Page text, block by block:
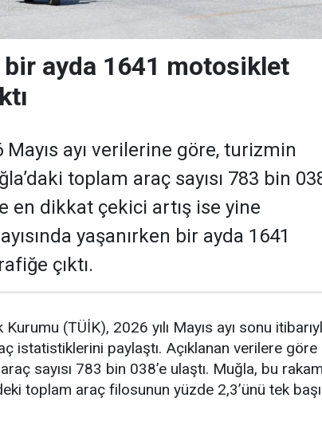
bir ayda 1641 motosiklet
Mayıs ayı verilerine göre, turizmin
toplam araç sayısı 783 bin
en dikkat çekici artış ise yine
yaşanırken bir ayda 1641
çıktı.
(TÜİK), 2026 yılı Mayıs ayı sonu
istatistiklerini paylaştı. Açıklanan verilere göre
sayısı 783 bin 038’e ulaştı. Muğla, bu
toplam araç filosunun yüzde 2,3’ünü tek